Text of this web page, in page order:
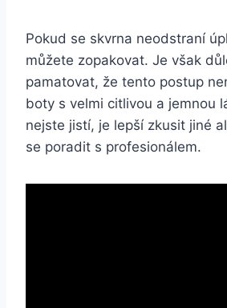
Pokud se skvrna neodstraní
můžete zopakovat.‍ Je‌ však
pamatovat, ⁣že tento postup
‍boty s velmi citlivou a jemnou
nejste jistí,⁣ je​ lepší zkusit jiné
se poradit s ⁤profesionálem.